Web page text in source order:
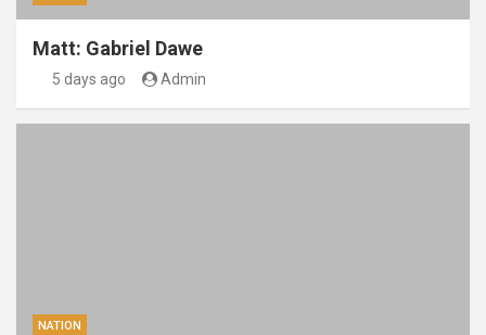
Matt: Gabriel Dawe
5 days ago Admin
NATION